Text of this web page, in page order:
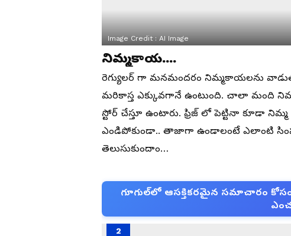
Image Credit : AI Image
నిమ్మకాయ....
రెగ్యులర్ గా మనమందరం నిమ్మకాయలను
మరికాస్త ఎక్కువగానే ఉంటుంది. చాలా మంది
స్టోర్ చేస్తూ ఉంటారు. ఫ్రిజ్ లో పెట్టినా కూడా
ఎండిపోకుండా.. తాజాగా ఉండాలంటే ఎలాంటి
తెలుసుకుందాం…
గూగుల్‌లో ఆసక్తికరమైన సమాచారం
2